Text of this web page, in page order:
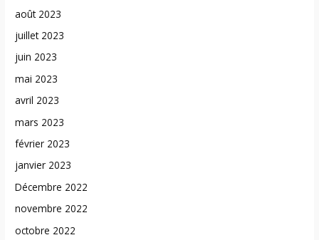
août 2023
juillet 2023
juin 2023
mai 2023
avril 2023
mars 2023
février 2023
janvier 2023
Décembre 2022
novembre 2022
octobre 2022